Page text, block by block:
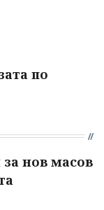
по
нов масов